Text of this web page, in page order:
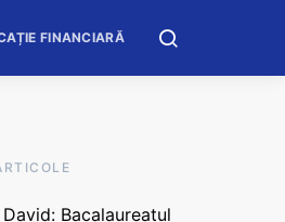
FINANCIARĂ
Bacalaureatul